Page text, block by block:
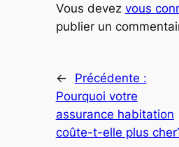
Vous devez vous
publier un
←
Précédente :
Pourquoi votre
assurance habitation
coûte-t-elle plus